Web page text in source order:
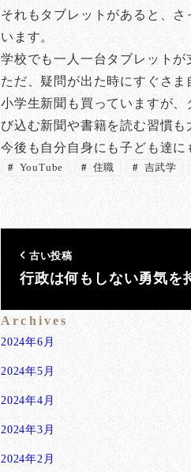
それもタブレットがあると、
います。
学校でも一人一台タブレット
ただ、疑問が出た時にすぐさ
小学生新聞も買っていますが
び込む新聞や書籍を読む習慣も
今後も自分自身にも子ども達に
YouTube 住職 吉武学
古い投稿
行政は何もしない勇気を
Archives
2024年6月
2024年5月
2024年4月
2024年3月
2024年2月